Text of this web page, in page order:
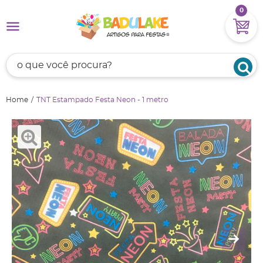
0
Home TNT Estampado Festa Neon - 1 metro